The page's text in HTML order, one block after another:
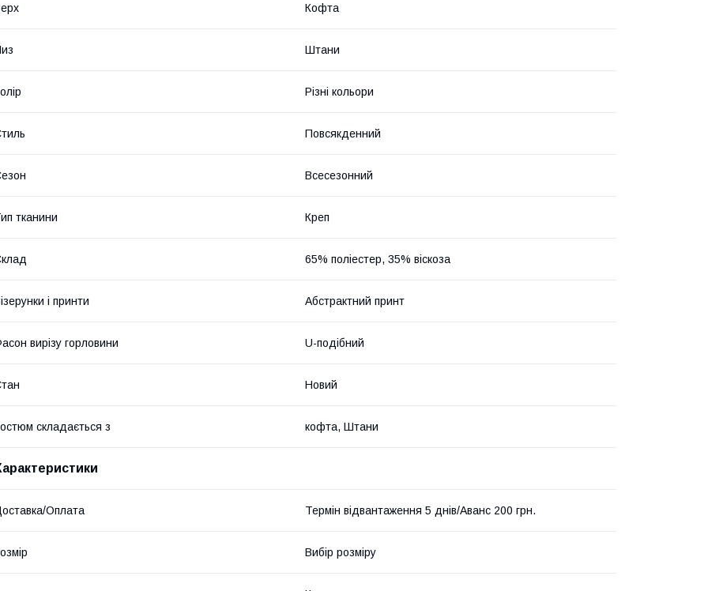
Кофта
Штани
Різні кольори
Повсякденний
Всесезонний
тканини Креп
65% поліестер, 35% віскоза
і принти Абстрактний принт
вирізу горловини U-подібний
Новий
складається з кофта, Штани
Оплата Термін відвантаження 5 днів/Аванс 200 грн.
Вибір розміру